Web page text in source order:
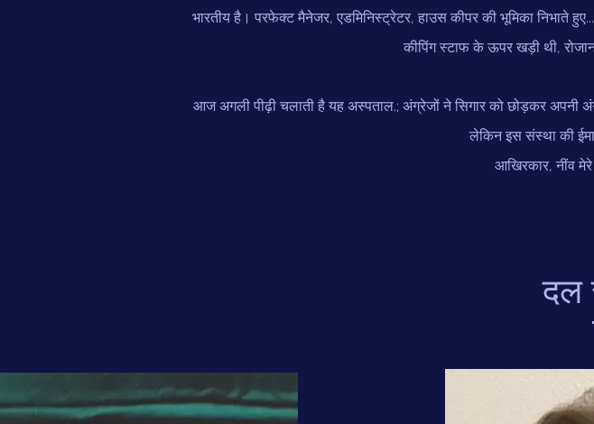
भारतीय है। परफेक्ट मैनेजर, एडमिनिस्ट्रेटर, हाउस कीपर की भूमिका निभाते
कीपिंग स्टाफ के ऊपर खड़ी थी,
आज अगली पीढ़ी चलाती है यह अस्पताल.; अंग्रेजों ने सिगार को छोड़कर अपनी
लेकिन इस संस्था की
आखिरकार, नींव मेरे
दल